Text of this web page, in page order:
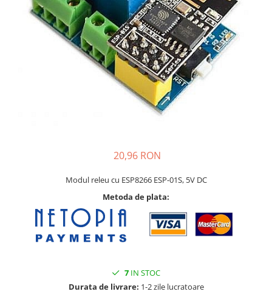
Piese mecanice
Pat printare
Cap printare
Acumulatori, BMS si accesorii
Acumulatori
Module balansare
Incarcare, descarcare si afisare
Placi dezvoltare
20,96 RON
Modul releu cu ESP8266 ESP-01S, 5V DC
Metoda de plata:
7 IN STOC
Durata de livrare: 1-2 zile lucratoare